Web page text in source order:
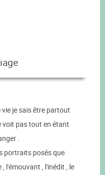
je sais être partout
voit pas tout en étant
.
portraits posés que
l'émouvant , l'inédit , le